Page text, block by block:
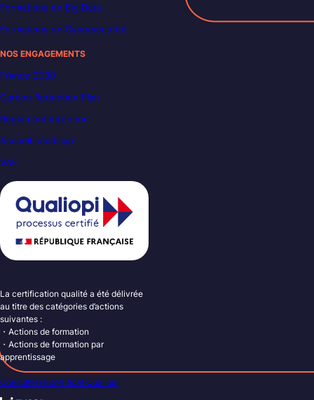
Formations en Big Data
Formations en Cybersécurité
NOS ENGAGEMENTS
France 2030
Carbon Reduction Plan
Règlement intérieur
Accueil handicap
VAE
La certification qualité a été délivrée
au titre des catégories d’actions
suivantes :
・Actions de formation
・Actions de formation par
apprentissage
Consulter le certificat Qualiopi